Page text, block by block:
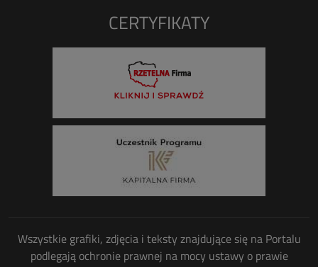
CERTYFIKATY
Wszystkie grafiki, zdjęcia i teksty znajdujące się na Portalu
podlegają ochronie prawnej na mocy ustawy o prawie